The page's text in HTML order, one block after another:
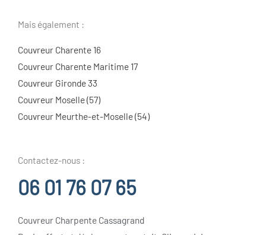
Mais également :
Couvreur Charente 16
Couvreur Charente Maritime 17
Couvreur Gironde 33
Couvreur Moselle (57)
Couvreur Meurthe-et-Moselle (54)
Contactez-nous :
06 01 76 07 65
Couvreur Charpente Cassagrand